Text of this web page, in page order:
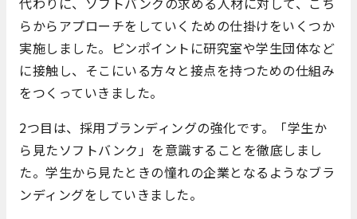
らからアプローチをしていくための仕掛けをいくつか
実施しました。ピンポイントに研究室や学生団体など
に接触し、そこにいる方々と接点を持つための仕組み
をつくっていきました。
2つ目は、採用ブランディングの強化です。「学生か
ら見たソフトバンク」を意識することを徹底しまし
た。学生から見たときの憧れの企業となるようなブラ
ンディングをしていきました。